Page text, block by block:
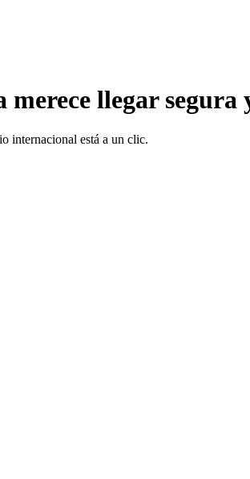
merece llegar segura
internacional está a un clic.